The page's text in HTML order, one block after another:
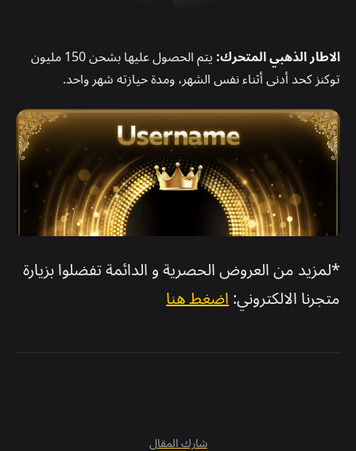
الاطار الذهبي المتحرك:
يتم الحصول عليها بشحن 150 مليون
توكنز كحد أدنى أثناء نفس الشهر، ومدة حيازته شهر واحد.
*لمزيد من العروض الحصرية و الدائمة تفضلوا بزيارة
متجرنا الالكتروني: اضغط هنا
شارك المقال